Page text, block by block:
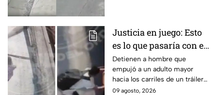
Justicia en juego: Esto
es lo que pasaría con el
agresor del adulto
mayor arrojado a un
tráiler en Monterrey
Detienen a hombre que
empujó a un adulto mayor
hacia los carriles de un tráiler
en Monterrey. Conoce los
09 agosto, 2026